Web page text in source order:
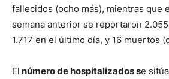
fallecidos (ocho más), mientras que
semana anterior se reportaron
1.717 en el último día, y 16 muertos
El número de hospitalizados se